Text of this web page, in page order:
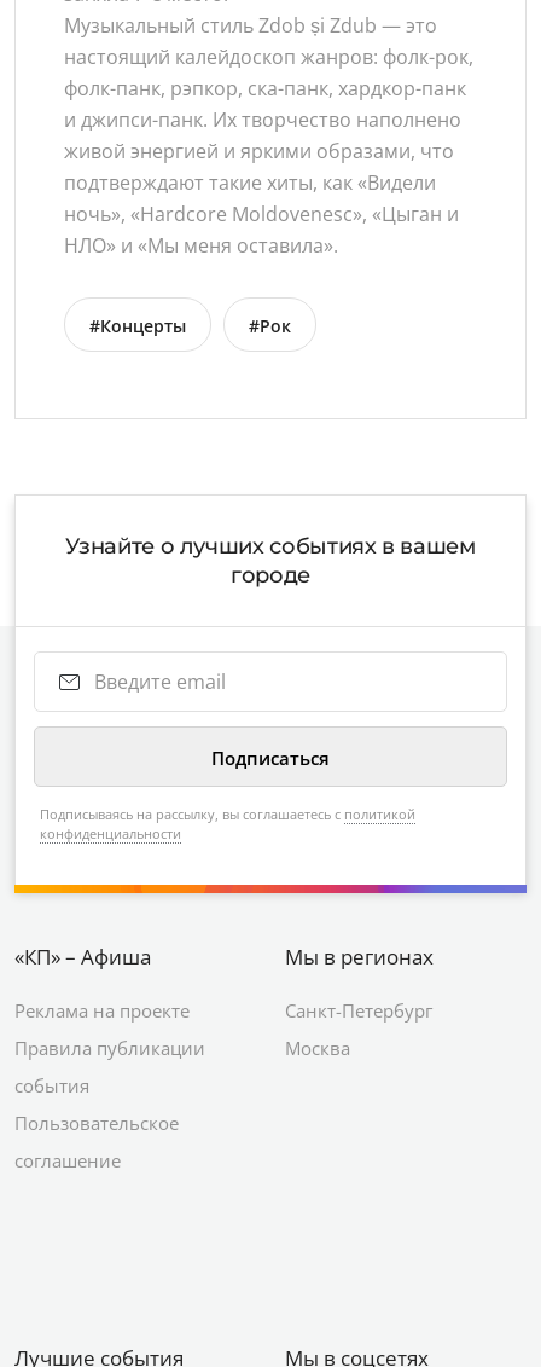
Музыкальный стиль Zdob și Zdub — это
настоящий калейдоскоп жанров: фолк-рок,
фолк-панк, рэпкор, ска-панк, хардкор-панк
и джипси-панк. Их творчество наполнено
живой энергией и яркими образами, что
подтверждают такие хиты, как «Видели
ночь», «Hardcore Moldovenesc», «Цыган и
НЛО» и «Мы меня оставила».
#Концерты #Рок
Узнайте о лучших событиях в вашем
городе
Подписываясь на рассылку, вы соглашаетесь с политикой
конфиденциальности
«КП» – Афиша
Реклама на проекте
Правила публикации
события
Пользовательское
соглашение
Мы в регионах
Санкт-Петербург
Москва
Лучшие события Мы в соцсетях